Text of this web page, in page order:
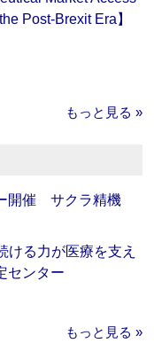
Post-Brexit Era】
もっと見る »
開催 サクラ精機
ける力が医療を支え
センター
もっと見る »